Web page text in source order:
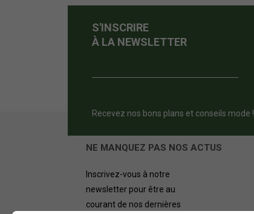
S'INSCRIRE
À LA NEWSLETTER
Recevez nos bons plans et conseils mode !
NE MANQUEZ PAS NOS ACTUS
Inscrivez-vous à notre
newsletter pour être au
courant de nos dernières